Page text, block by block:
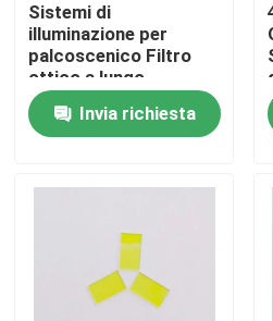
Contattaci
Richiedere un preventivo
Filtro a banda fluorescente
Filtro di banda IR
Sistemi di
illuminazione per
palcoscenico Filtro
ottico a lungo
passaggio 750nm 1,1
mm di spessore
Invia richiesta